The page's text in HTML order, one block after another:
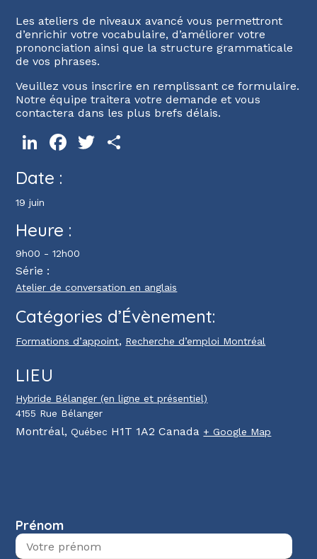
Les ateliers de niveaux avancé vous permettront
d’enrichir votre vocabulaire, d’améliorer votre
prononciation ainsi que la structure grammaticale
de vos phrases.
Veuillez vous inscrire en remplissant ce formulaire.
Notre équipe traitera votre demande et vous
contactera dans les plus brefs délais.
LinkedInFacebookTwitter
Date :
19 juin
Heure :
9h00 - 12h00
Série :
Atelier de conversation en anglais
Catégories d’Évènement:
Formations d’appoint, Recherche d’emploi Montréal
LIEU
Hybride Bélanger (en ligne et présentiel)
4155 Rue Bélanger
Montréal, Québec H1T 1A2 Canada + Google Map
Prénom